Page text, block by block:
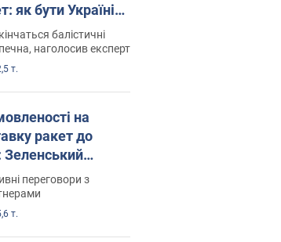
як бути Україні?
балістичні
наголосив експерт
т.
на
ракет до
переговори з
т.